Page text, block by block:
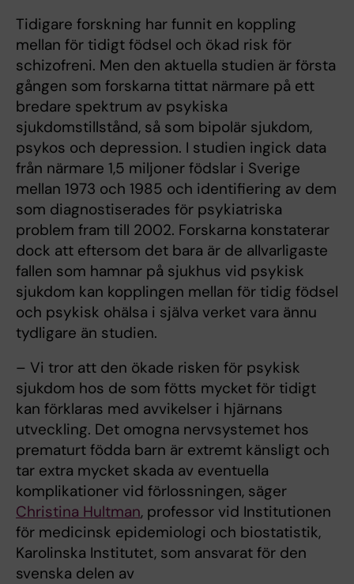
Tidigare forskning har funnit en koppling
mellan för tidigt födsel och ökad risk för
schizofreni. Men den aktuella studien är första
gången som forskarna tittat närmare på ett
bredare spektrum av psykiska
sjukdomstillstånd, så som bipolär sjukdom,
psykos och depression. I studien ingick data
från närmare 1,5 miljoner födslar i Sverige
mellan 1973 och 1985 och identifiering av dem
som diagnostiserades för psykiatriska
problem fram till 2002. Forskarna konstaterar
dock att eftersom det bara är de allvarligaste
fallen som hamnar på sjukhus vid psykisk
sjukdom kan kopplingen mellan för tidig födsel
och psykisk ohälsa i själva verket vara ännu
tydligare än studien.
– Vi tror att den ökade risken för psykisk
sjukdom hos de som fötts mycket för tidigt
kan förklaras med avvikelser i hjärnans
utveckling. Det omogna nervsystemet hos
prematurt födda barn är extremt känsligt och
tar extra mycket skada av eventuella
komplikationer vid förlossningen, säger
Christina Hultman, professor vid Institutionen
för medicinsk epidemiologi och biostatistik,
Karolinska Institutet, som ansvarat för den
svenska delen av